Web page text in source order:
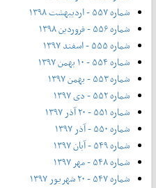
شماره ۵۵۷ - اردیبهشت ۱۳۹۸
شماره ۵۵۶ - فروردین ۱۳۹۸
شماره ۵۵۵ - اسفند ۱۳۹۷
شماره ۵۵۴ - ۱۰ بهمن ۱۳۹۷
شماره ۵۵۳ - بهمن ۱۳۹۷
شماره ۵۵۲ - دی ۱۳۹۷
شماره ۵۵۱ - ۲۰ آذر ۱۳۹۷
شماره ۵۵۰ - آذر ۱۳۹۷
شماره ۵۴۹ - آبان ۱۳۹۷
شماره ۵۴۸ - مهر ۱۳۹۷
شماره ۵۴۷ - ۲۰ شهریور ۱۳۹۷